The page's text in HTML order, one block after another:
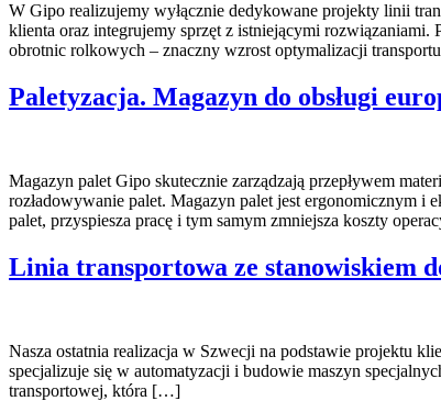
W Gipo realizujemy wyłącznie dedykowane projekty linii
klienta oraz integrujemy sprzęt z istniejącymi
obrotnic rolkowych – znaczny wzrost optymalizacji
Paletyzacja. Magazyn do obsługi
Magazyn palet Gipo skutecznie zarządzają przepływem
rozładowywanie palet. Magazyn palet jest ergonomicznym i
palet, przyspiesza pracę i tym samym zmniejsza koszty
Linia transportowa ze stanowiskiem
Nasza ostatnia realizacja w Szwecji na podstawie projektu
specjalizuje się w automatyzacji i budowie maszyn
transportowej, która […]